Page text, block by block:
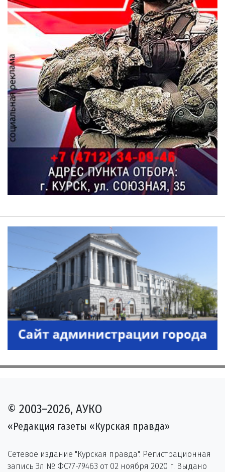
© 2003–2026, АУКО
«Редакция газеты «Курская правда»
Сетевое издание "Курская правда". Регистрационная
запись Эл № ФС77-79463 от 02 ноября 2020 г. Выдано